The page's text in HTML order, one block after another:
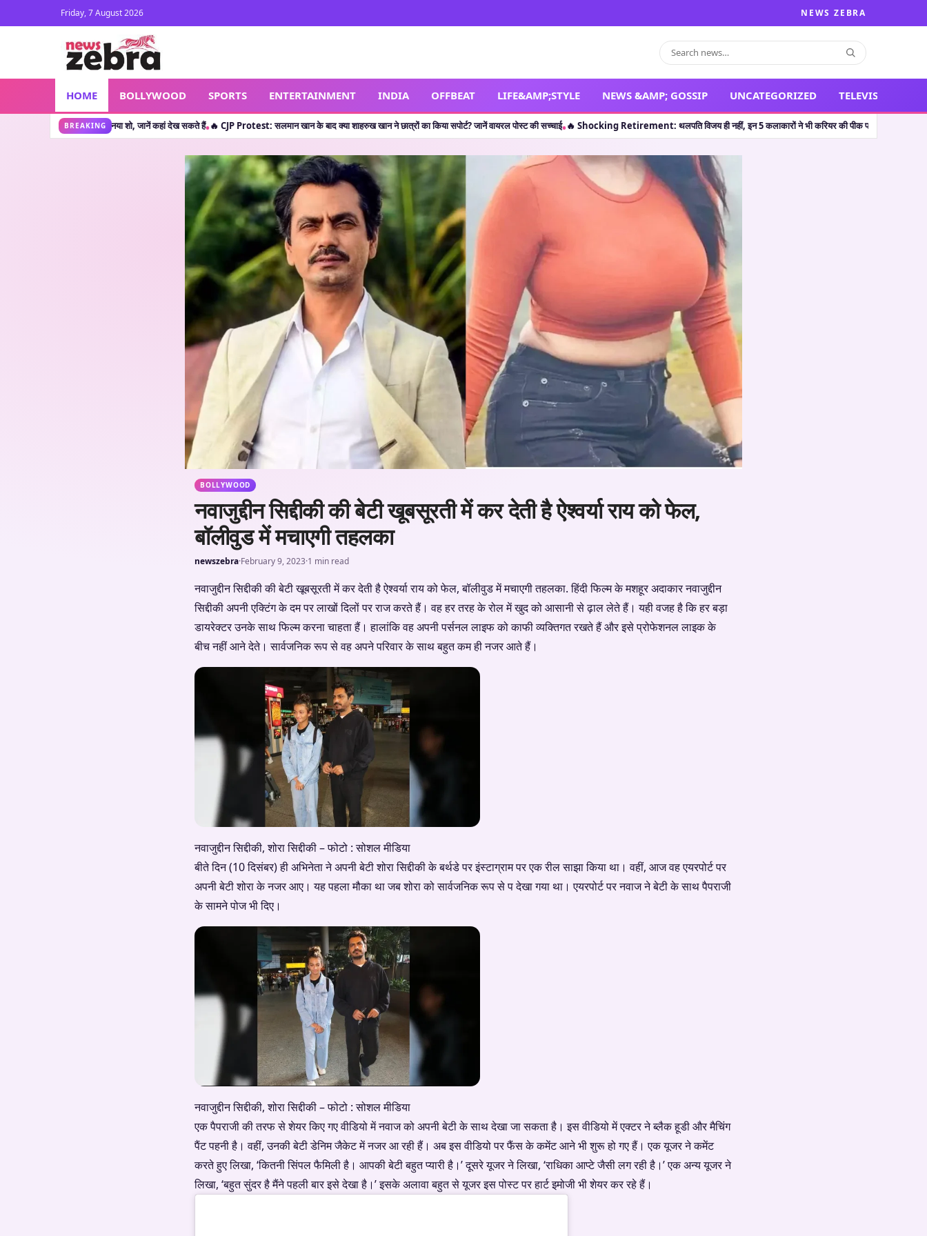
Friday, 7 August 2026 NEWS ZEBRA
HOME BOLLYWOOD SPORTS ENTERTAINMENT INDIA OFFBEAT LIFE&AMP;STYLE NEWS &AMP; GOSSIP UNCATEGORIZED TELEVISION
BREAKING
आए नया शो, जानें कहां देख सकते हैं•🔥 CJP Protest: सलमान खान के बाद क्या शाहरुख खान ने छात्रों का किया सपोर्ट? जानें वायरल पोस्ट की सच्चाई•🔥 Shocking Retirement: थलपति विजय ही नहीं, इन 5 कलाकारों ने भी करियर की पीक पर संन्यास लेकर सभी को चौंका दिया
BOLLYWOOD
नवाजुद्दीन सिद्दीकी की बेटी खूबसूरती में कर देती है ऐश्वर्या राय को फेल,
बॉलीवुड में मचाएगी तहलका
newszebra·February 9, 2023·1 min read
नवाजुद्दीन सिद्दीकी की बेटी खूबसूरती में कर देती है ऐश्वर्या राय को फेल, बॉलीवुड में मचाएगी तहलका. हिंदी फिल्म के मशहूर अदाकार नवाजुद्दीन
सिद्दीकी अपनी एक्टिंग के दम पर लाखों दिलों पर राज करते हैं। वह हर तरह के रोल में खुद को आसानी से ढ़ाल लेते हैं। यही वजह है कि हर बड़ा
डायरेक्टर उनके साथ फिल्म करना चाहता हैं। हालांकि वह अपनी पर्सनल लाइफ को काफी व्यक्तिगत रखते हैं और इसे प्रोफेशनल लाइक के
बीच नहीं आने देते। सार्वजनिक रूप से वह अपने परिवार के साथ बहुत कम ही नजर आते हैं।
नवाजुद्दीन सिद्दीकी, शोरा सिद्दीकी – फोटो : सोशल मीडिया
बीते दिन (10 दिसंबर) ही अभिनेता ने अपनी बेटी शोरा सिद्दीकी के बर्थडे पर इंस्टाग्राम पर एक रील साझा किया था। वहीं, आज वह एयरपोर्ट पर
अपनी बेटी शोरा के नजर आए। यह पहला मौका था जब शोरा को सार्वजनिक रूप से प देखा गया था। एयरपोर्ट पर नवाज ने बेटी के साथ पैपराजी
के सामने पोज भी दिए।
नवाजुद्दीन सिद्दीकी, शोरा सिद्दीकी – फोटो : सोशल मीडिया
एक पैपराजी की तरफ से शेयर किए गए वीडियो में नवाज को अपनी बेटी के साथ देखा जा सकता है। इस वीडियो में एक्टर ने ब्लैक हूडी और मैचिंग
पैंट पहनी है। वहीं, उनकी बेटी डेनिम जैकेट में नजर आ रही हैं। अब इस वीडियो पर फैंस के कमेंट आने भी शुरू हो गए हैं। एक यूजर ने कमेंट
करते हुए लिखा, ‘कितनी सिंपल फैमिली है। आपकी बेटी बहुत प्यारी है।’ दूसरे यूजर ने लिखा, ‘राधिका आप्टे जैसी लग रही है।’ एक अन्य यूजर ने
लिखा, ‘बहुत सुंदर है मैंने पहली बार इसे देखा है।’ इसके अलावा बहुत से यूजर इस पोस्ट पर हार्ट इमोजी भी शेयर कर रहे हैं।